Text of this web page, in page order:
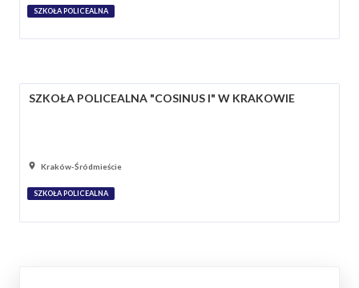
SZKOŁA POLICEALNA
SZKOŁA POLICEALNA "COSINUS I" W KRAKOWIE
Kraków-Śródmieście
SZKOŁA POLICEALNA